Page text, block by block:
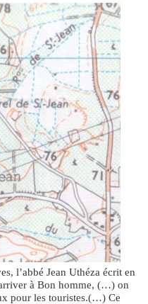
l’abbé Jean Uthéza écrit en
à Bon homme, (…) on
pour les touristes.(…) Ce